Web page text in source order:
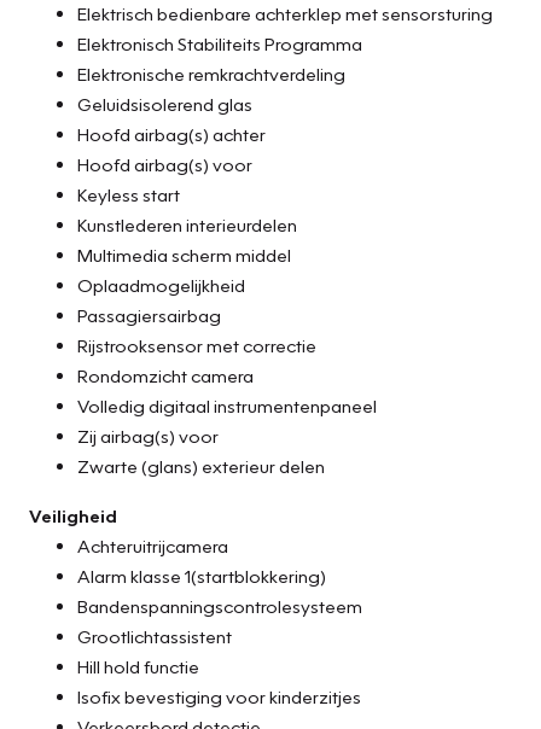
Elektrisch bedienbare achterklep met sensorsturing
Elektronisch Stabiliteits Programma
Elektronische remkrachtverdeling
Geluidsisolerend glas
Hoofd airbag(s) achter
Hoofd airbag(s) voor
Keyless start
Kunstlederen interieurdelen
Multimedia scherm middel
Oplaadmogelijkheid
Passagiersairbag
Rijstrooksensor met correctie
Rondomzicht camera
Volledig digitaal instrumentenpaneel
Zij airbag(s) voor
Zwarte (glans) exterieur delen
Veiligheid
Achteruitrijcamera
Alarm klasse 1(startblokkering)
Bandenspanningscontrolesysteem
Grootlichtassistent
Hill hold functie
Isofix bevestiging voor kinderzitjes